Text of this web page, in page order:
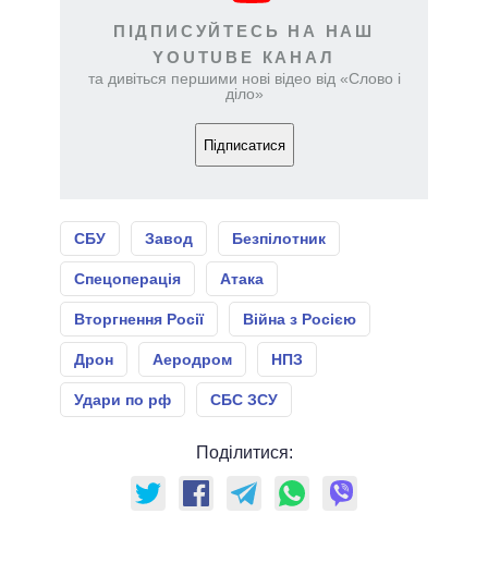
ПІДПИСУЙТЕСЬ НА НАШ
YOUTUBE КАНАЛ
та дивіться першими нові відео від «Слово і
діло»
Підписатися
СБУ Завод Безпілотник
Спецоперація Атака
Вторгнення Росії Війна з Росією
Дрон Аеродром НПЗ
Удари по рф СБС ЗСУ
Поділитися: